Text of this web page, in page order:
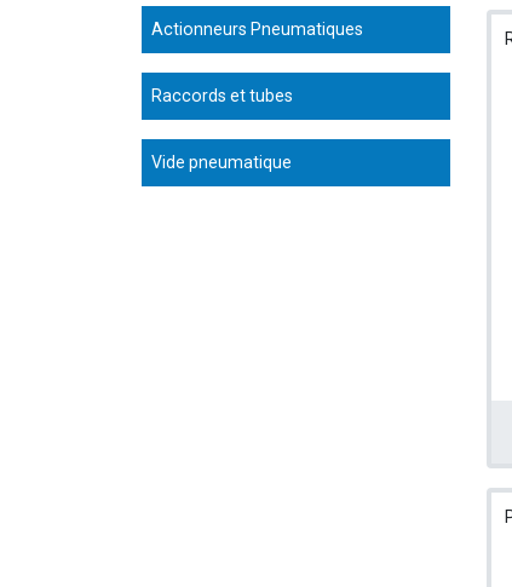
Actionneurs Pneumatiques
Raccords et tubes
Vide pneumatique